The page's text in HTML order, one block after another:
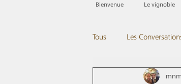
Bienvenue Le vignoble
Tous Les
Passez nous voir